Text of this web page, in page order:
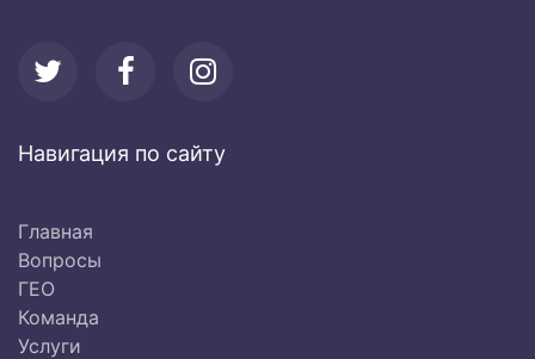
Навигация по сайту
Главная
Вопросы
ГЕО
Команда
Услуги